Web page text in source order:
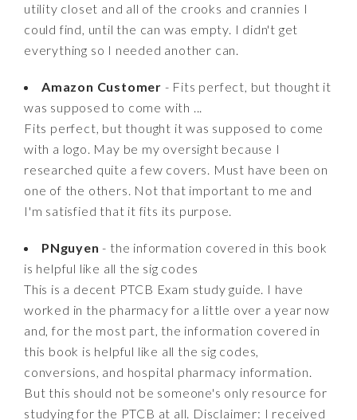
utility closet and all of the crooks and crannies I
could find, until the can was empty. I didn't get
everything so I needed another can.
Amazon Customer - Fits perfect, but thought it
was supposed to come with ...
Fits perfect, but thought it was supposed to come
with a logo. May be my oversight because I
researched quite a few covers. Must have been on
one of the others. Not that important to me and
I'm satisfied that it fits its purpose.
PNguyen - the information covered in this book
is helpful like all the sig codes
This is a decent PTCB Exam study guide. I have
worked in the pharmacy for a little over a year now
and, for the most part, the information covered in
this book is helpful like all the sig codes,
conversions, and hospital pharmacy information.
But this should not be someone's only resource for
studying for the PTCB at all. Disclaimer: I received